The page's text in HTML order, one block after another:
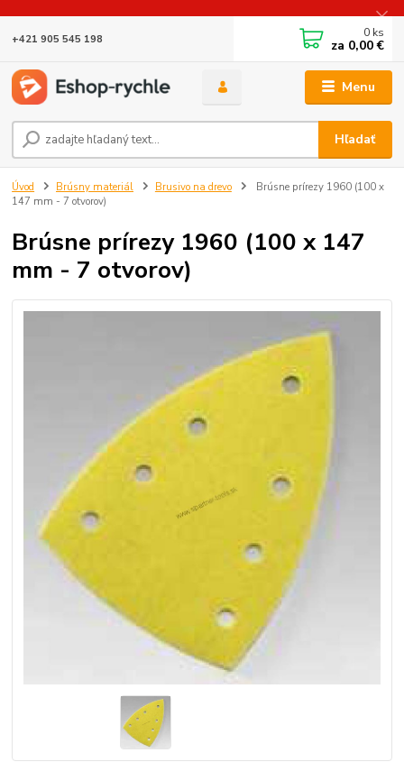
Menu
Hľadať
+421 905 545 198 0 ks
za 0,00 €
Úvod Brúsny materiál Brusivo na drevo
Brúsne prírezy 1960 (100 x
147 mm - 7 otvorov)
Brúsne prírezy 1960 (100 x 147
mm - 7 otvorov)